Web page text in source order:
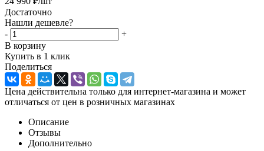
Достаточно
Нашли дешевле?
-
+
В корзину
Купить в 1 клик
Поделиться
Цена действительна только для интернет-магазина и может
отличаться от цен в розничных магазинах
Описание
Отзывы
Дополнительно